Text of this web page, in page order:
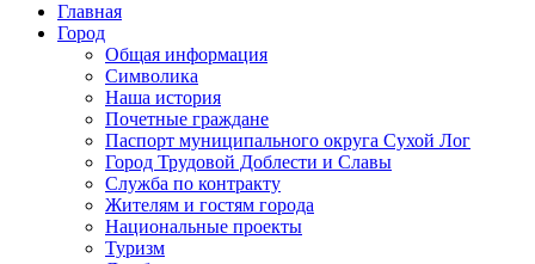
Главная
Город
Общая информация
Символика
Наша история
Почетные граждане
Паспорт муниципального округа Сухой Лог
Город Трудовой Доблести и Славы
Служба по контракту
Жителям и гостям города
Национальные проекты
Туризм